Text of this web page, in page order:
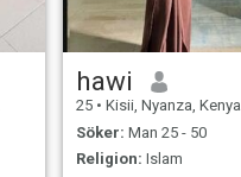
hawi
25 • Kisii, Nyanza, Kenya
Söker: Man 25 - 50
Religion: Islam